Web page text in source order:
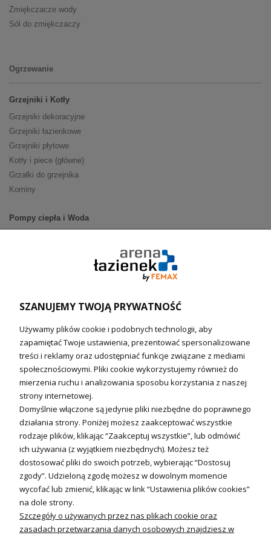
Zmiękczacze wody
Sól do zmiękczaczy
Ogrzewanie
Grzejniki i Kotły
Grzejniki dekoracyjne
Grzejniki łazienkowe
Grzejniki płytowe
Kotły i piece (główne)
Grzałki do grzejnika
Kominy
Pompy ciepła i Woda
Ogrzewanie podłogowe (główne)
Technika solarna
Fotowoltanika
Sterowniki i regulatory
Nagrzewnice i kurtyny
Kuchnia i Wentylacja
Kuchnia
Zlewozmywaki
Baterie kuchenne
Młynki do odpadów
Wentylacja i Informacje
SZANUJEMY TWOJĄ PRYWATNOŚĆ
Używamy plików cookie i podobnych technologii, aby
zapamiętać Twoje ustawienia, prezentować spersonalizowane
treści i reklamy oraz udostępniać funkcje związane z mediami
społecznościowymi. Pliki cookie wykorzystujemy również do
mierzenia ruchu i analizowania sposobu korzystania z naszej
strony internetowej.
Domyślnie włączone są jedynie pliki niezbędne do poprawnego
działania strony. Poniżej możesz zaakceptować wszystkie
rodzaje plików, klikając “Zaakceptuj wszystkie”, lub odmówić
ich używania (z wyjątkiem niezbędnych). Możesz też
dostosować pliki do swoich potrzeb, wybierając “Dostosuj
zgody”. Udzieloną zgodę możesz w dowolnym momencie
wycofać lub zmienić, klikając w link “Ustawienia plików cookies”
na dole strony.
Szczegóły o używanych przez nas plikach cookie oraz
zasadach przetwarzania danych osobowych znajdziesz w